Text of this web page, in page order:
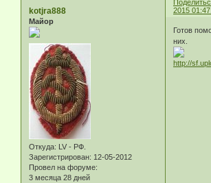
2015
kotjra888
Майор
Откуда: LV - РФ.
Зарегистрирован: 12-05-2012
Провел на форуме:
3 месяца 28 дней
Готов
них.